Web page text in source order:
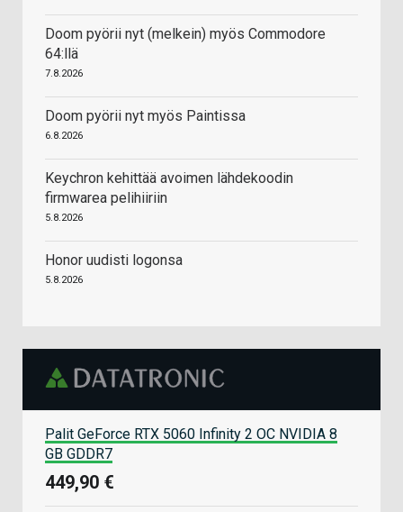
Doom pyörii nyt (melkein) myös Commodore
64:llä
7.8.2026
Doom pyörii nyt myös Paintissa
6.8.2026
Keychron kehittää avoimen lähdekoodin
firmwarea pelihiiriin
5.8.2026
Honor uudisti logonsa
5.8.2026
Palit GeForce RTX 5060 Infinity 2 OC NVIDIA 8
GB GDDR7
449,90 €